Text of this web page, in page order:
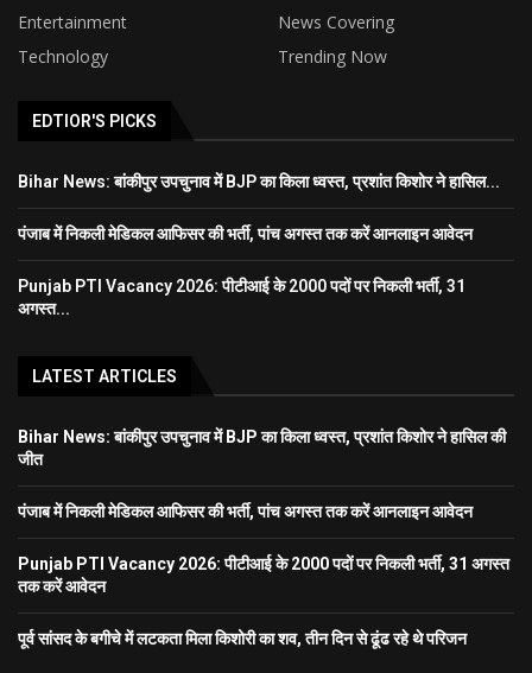
Entertainment
News Covering
Technology
Trending Now
EDTIOR'S PICKS
Bihar News: बांकीपुर उपचुनाव में BJP का किला ध्वस्त, प्रशांत किशोर ने हासिल...
पंजाब में निकली मेडिकल आफिसर की भर्ती, पांच अगस्त तक करें आनलाइन आवेदन
Punjab PTI Vacancy 2026: पीटीआई के 2000 पदों पर निकली भर्ती, 31
अगस्त...
LATEST ARTICLES
Bihar News: बांकीपुर उपचुनाव में BJP का किला ध्वस्त, प्रशांत किशोर ने हासिल की
जीत
पंजाब में निकली मेडिकल आफिसर की भर्ती, पांच अगस्त तक करें आनलाइन आवेदन
Punjab PTI Vacancy 2026: पीटीआई के 2000 पदों पर निकली भर्ती, 31 अगस्त
तक करें आवेदन
पूर्व सांसद के बगीचे में लटकता मिला किशोरी का शव, तीन दिन से ढूंढ रहे थे परिजन